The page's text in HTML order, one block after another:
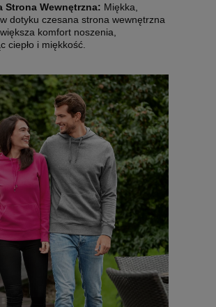
Strona Wewnętrzna: Miękka,
dotyku czesana strona wewnętrzna
komfort noszenia,
ciepło i miękkość.